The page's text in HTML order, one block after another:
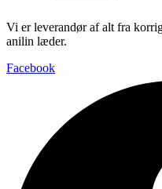
Vi er leverandør af alt fra
anilin læder.
Facebook